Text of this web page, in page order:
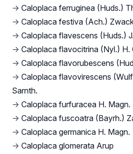
→ Caloplaca ferruginea (Huds.)
→ Caloplaca festiva (Ach.)
→ Caloplaca flavescens (Huds.)
→ Caloplaca flavocitrina (Nyl.) H.
→ Caloplaca flavorubescens
→ Caloplaca flavovirescens
Sarnth.
→ Caloplaca furfuracea H. Magn.
→ Caloplaca fuscoatra (Bayrh.)
→ Caloplaca germanica H. Magn.
→ Caloplaca glomerata Arup